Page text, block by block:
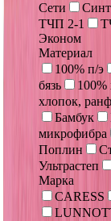
Сети
ТЧП 2-1
Эконом
Материал
100% п/э
бязь
100%
хлопок,
Бамбук
микрофибра
Поплин
Ультрастеп
Марка
CARESS